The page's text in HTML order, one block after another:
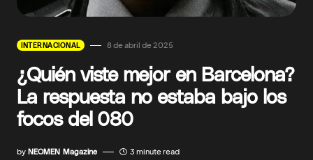
INTERNACIONAL 8 de abril de 2025
¿Quién viste mejor en Barcelona?
La respuesta no estaba bajo los
focos del 080
by NEOMEN Magazine 3 minute read